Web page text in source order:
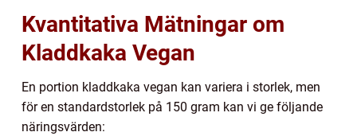
Kvantitativa Mätningar om
Kladdkaka Vegan
En portion kladdkaka vegan kan variera i storlek, men
för en standardstorlek på 150 gram kan vi ge följande
näringsvärden: